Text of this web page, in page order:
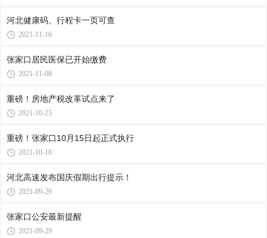
河北健康码、行程卡一页可查
2021-11-16
张家口居民医保已开始缴费
2021-11-08
重磅！房地产税改革试点来了
2021-10-25
重磅！张家口10月15日起正式执行
2021-10-18
河北高速发布国庆假期出行提示！
2021-09-29
张家口公安最新提醒
2021-09-29